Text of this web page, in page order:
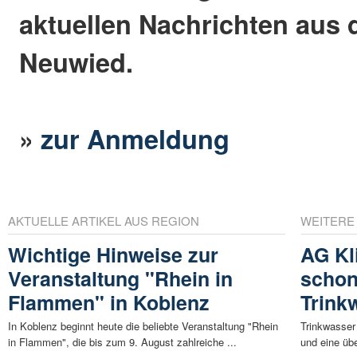
aktuellen Nachrichten aus
Neuwied.
»zur Anmeldung
AKTUELLE ARTIKEL AUS REGION
Wichtige Hinweise zur
Veranstaltung "Rhein in
Flammen" in Koblenz
In Koblenz beginnt heute die beliebte Veranstaltung "Rhein
in Flammen", die bis zum 9. August zahlreiche ...
AG
und eine